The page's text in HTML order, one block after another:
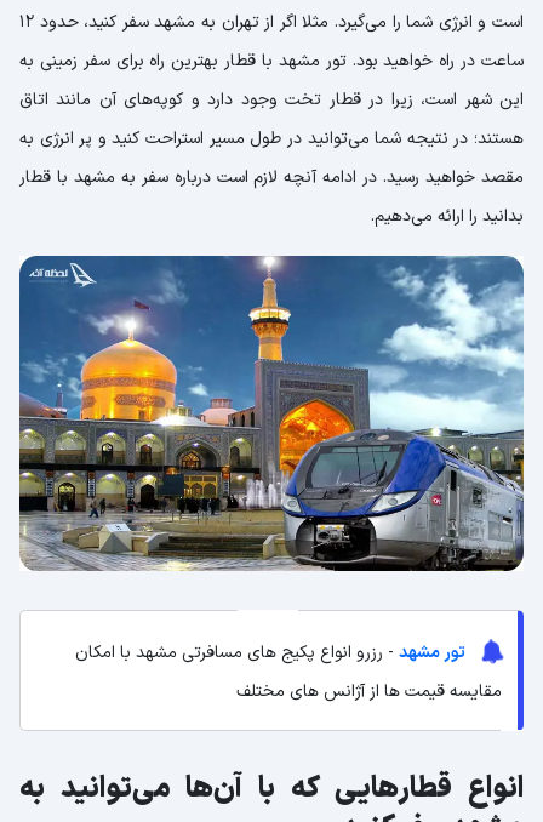
است و انرژی شما را می‌گیرد. مثلا اگر از تهران به مشهد سفر کنید، حدود ۱۲
ساعت در راه خواهید بود. تور مشهد با قطار بهترین راه برای سفر زمینی به
این شهر است، زیرا در قطار تخت وجود دارد و کوپه‌های آن مانند اتاق
هستند؛ در نتیجه شما می‌توانید در طول مسیر استراحت کنید و پر انرژی به
مقصد خواهید رسید. در ادامه آنچه لازم است درباره سفر به مشهد با قطار
بدانید را ارائه می‌دهیم.
تور مشهد - رزرو انواع پکیج های مسافرتی مشهد با امکان
مقایسه قیمت ها از آژانس های مختلف
انواع قطارهایی که با آن‌ها می‌توانید به